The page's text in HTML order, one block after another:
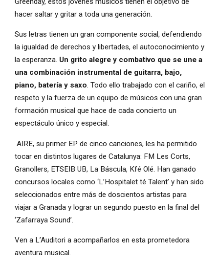
hacer saltar y gritar a toda una generación.
Sus letras tienen un gran componente social, defendiendo
la igualdad de derechos y libertades, el autoconocimiento y
la esperanza. Un grito alegre y combativo que se une a
una combinación instrumental de guitarra, bajo,
piano, batería y saxo. Todo ello trabajado con el cariño, el
respeto y la fuerza de un equipo de músicos con una gran
formación musical que hace de cada concierto un
espectáculo único y especial.
AIRE, su primer EP de cinco canciones, les ha permitido
tocar en distintos lugares de Catalunya: FM Les Corts,
Granollers, ETSEIB UB, La Báscula, Kfé Olé. Han ganado
concursos locales como ‘L’Hospitalet té Talent’ y han sido
seleccionados entre más de doscientos artistas para
viajar a Granada y lograr un segundo puesto en la final del
‘Zafarraya Sound’.
Ven a L’Auditori a acompañarlos en esta prometedora
aventura musical.